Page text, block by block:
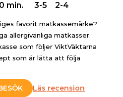
min. 3-5 2-4
favorit matkassemärke?
allergivänliga matkasser
som följer ViktVäktarna
som är lätta att följa
Läs recension